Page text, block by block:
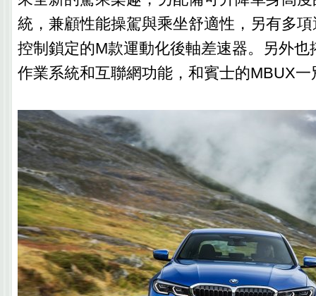
統，兼顧性能操駕與乘坐舒適性，另有多
控制鎖定的M款運動化後軸差速器。另外也
作業系統和互聯網功能，和賓士的MBUX一